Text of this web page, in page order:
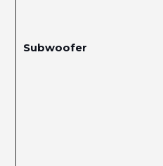
Subwoofer